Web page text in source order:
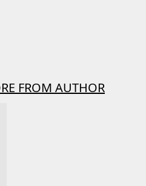
FROM AUTHOR